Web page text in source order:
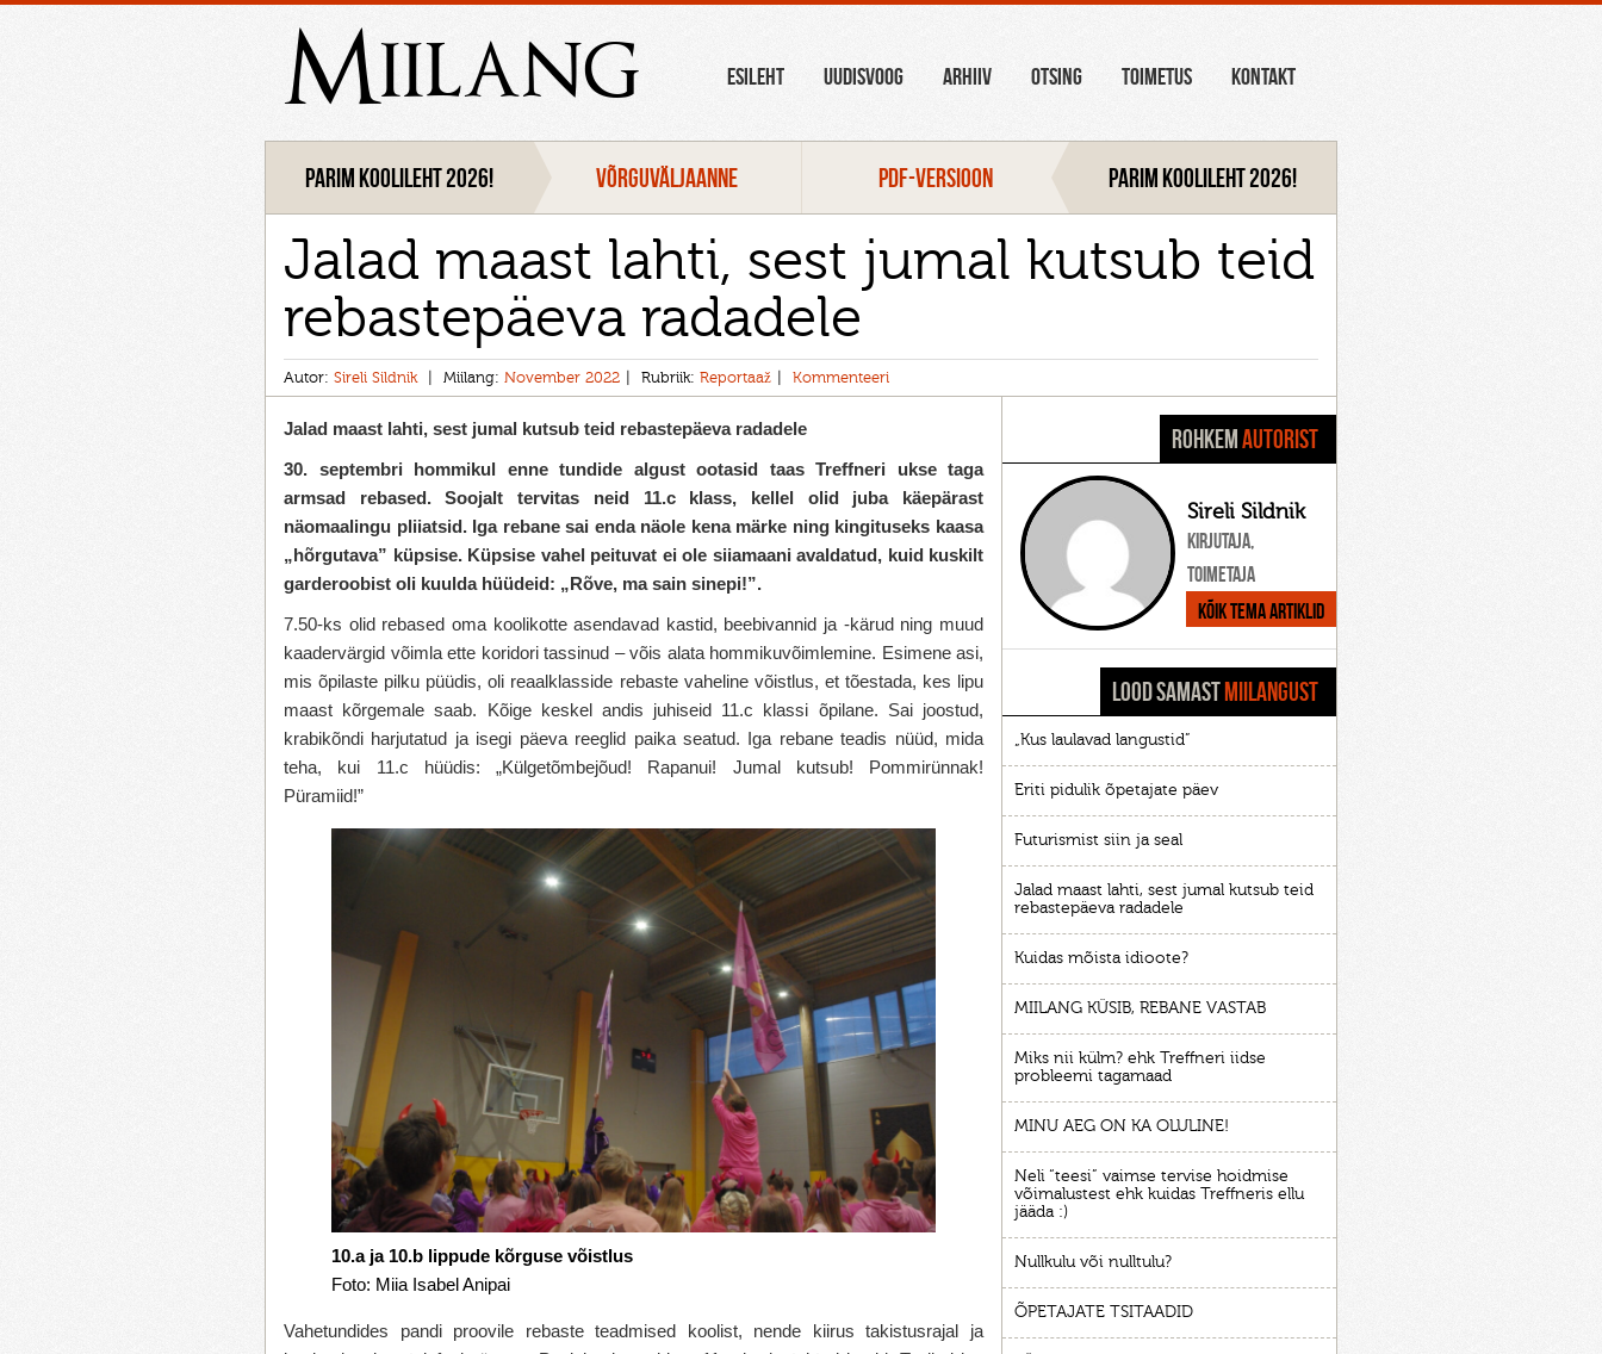
Miilang ESILEHT UUDISVOOG ARHIIV OTSING TOIMETUS KONTAKT
Parim koolileht 2026! VÕRGUVÄLJAANNE PDF-VERSIOON Parim koolileht 2026!
Jalad maast lahti, sest jumal kutsub teid
rebastepäeva radadele
Autor: Sireli Sildnik Miilang: November 2022 Rubriik: Reportaaž Kommenteeri
Jalad maast lahti, sest jumal kutsub teid rebastepäeva radadele
30. septembri hommikul enne tundide algust ootasid taas Treffneri ukse taga
armsad rebased. Soojalt tervitas neid 11.c klass, kellel olid jubakäepärast
näomaalingu pliiatsid. Iga rebane sai enda näole kena märke ning kingituseks kaasa
„hõrgutava” küpsise. Küpsise vahel peituvat ei ole siiamaani avaldatud, kuid kuskilt
garderoobist oli kuulda hüüdeid: „Rõve, ma sain sinepi!”.
7.50-ks olid rebased oma koolikotte asendavad kastid, beebivannid ja -kärud ning muud
kaadervärgid võimla ette koridori tassinud – võis alata hommikuvõimlemine. Esimene asi,
mis õpilaste pilku püüdis, oli reaalklasside rebaste vaheline võistlus, et tõestada, kes lipu
maast kõrgemale saab. Kõige keskel andis juhiseid 11.c klassi õpilane. Sai joostud,
krabikõndi harjutatud ja isegi päeva reeglid paika seatud. Iga rebane teadis nüüd, mida
teha, kui 11.c hüüdis: „Külgetõmbejõud! Rapanui! Jumal kutsub! Pommirünnak!
Püramiid!”
10.a ja 10.b lippude kõrguse võistlus
Foto: Miia Isabel Anipai
Vahetundides pandi proovile rebaste teadmised koolist, nende kiirus takistusrajal ja
ROHKEMAUTORIST
Sireli Sildnik
Kirjutaja,
toimetaja
Kõik tema artiklid
LOOD SAMASTMIILANGUST
„Kus laulavad langustid”
Eriti pidulik õpetajate päev
Futurismist siin ja seal
Jalad maast lahti, sest jumal kutsub teid
rebastepäeva radadele
Kuidas mõista idioote?
MIILANG KÜSIB, REBANE VASTAB
Miks nii külm? ehk Treffneri iidse
probleemi tagamaad
MINU AEG ON KA OLULINE!
Neli “teesi” vaimse tervise hoidmise
võimalustest ehk kuidas Treffneris ellu
jääda :)
Nullkulu või nulltulu?
ÕPETAJATE TSITAADID